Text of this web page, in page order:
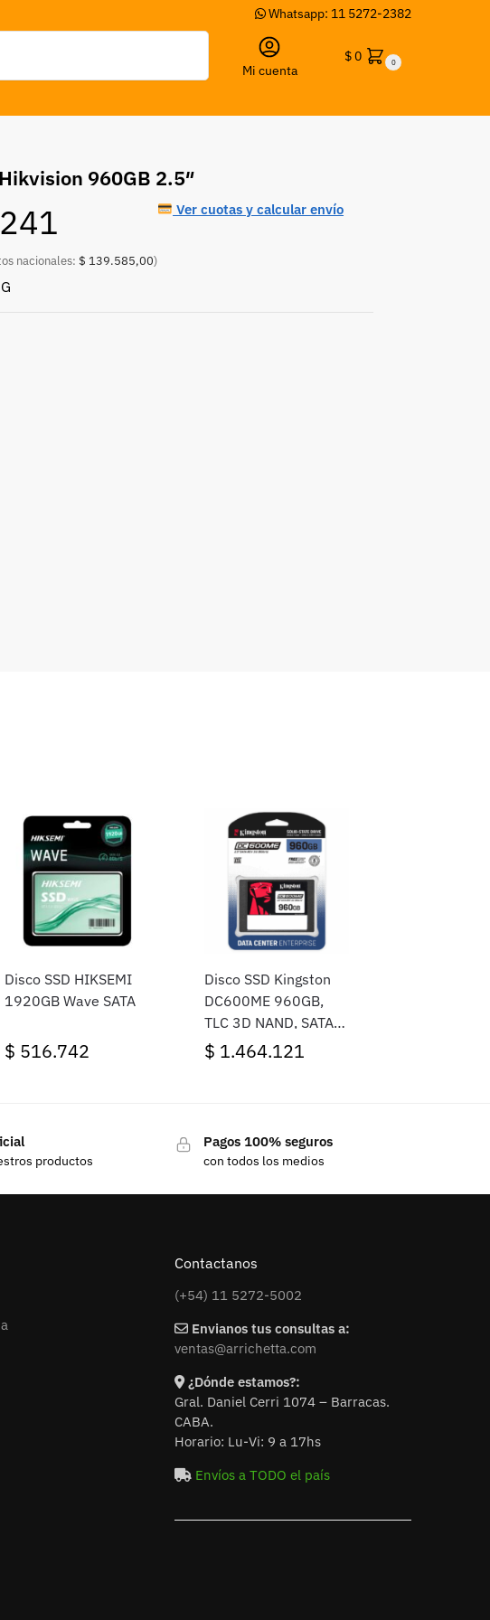
Whatsapp: 11 5272-2382
Mi cuenta
$0 0
960GB 2.5″
nacionales: $ 139.585,00)
Ver cuotas y calcular envío
Disco SSD HIKSEMI
1920GB Wave SATA
$ 516.742
Disco SSD Kingston
DC600ME 960GB,
TLC 3D NAND, SATA3,
2.5″
$ 1.464.121
productos
Pagos 100% seguros
con todos los medios
Contactanos
(+54) 11 5272-5002
Envianos tus consultas a:
ventas@arrichetta.com
¿Dónde estamos?:
Gral. Daniel Cerri 1074 – Barracas.
CABA.
Horario: Lu-Vi: 9 a 17hs
Envíos a TODO el país